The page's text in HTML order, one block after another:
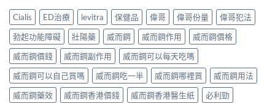
Cialis ED治療 levitra 保健品 偉哥 偉哥份量
偉哥犯法
勃起功能障礙
壯陽藥 威而鋼 威而鋼作用
威而鋼價格
威而鋼價錢
威而鋼副作用
威而鋼可以每天吃嗎
威而鋼可以自己買嗎
威而鋼吃一半 威而鋼哪裡買
威而鋼用法
威而鋼藥效
威而鋼香港價錢 威而鋼香港醫生紙
必利勁